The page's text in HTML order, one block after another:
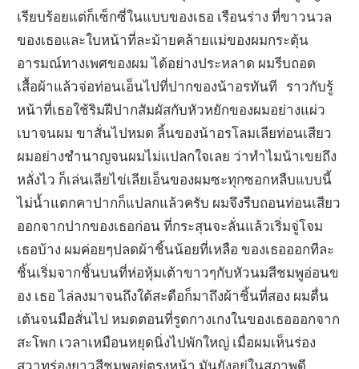
เรียบร้อยแต่ก็เซ็กซี่ในแบบของเธอ เรือนร่าง ที่ขาวนวล
ของเธอและใบหน้าที่ละม้ายคล้ายแม่ของผมกระตุ้น
อารมณ์ทางเพศของผม ได้อย่างประหลาด ผมรีบถอด
เสื้อผ้าแล้วจ่อท่อนเอ็นไปที่ปากของน้าอรทันที ราวกับรู้
หน้าที่เธอใช้ริมฝีปากสัมผัสกับหัวหยักของผมอย่างแผ่ว
เบาจนผม ขาสั่นไปหมด ลิ้นของน้าอรโลมเลียท่อนเสียว
ผมอย่างชำนาญจนผมไม่แปลกใจเลย ว่าทำไมน้าเขยถึง
หลั่งไว ก็เล่นเลียไข่เลียเอ็นของผมซะทุกซอกหลืบแบบนี้
ไม่น้ำแตกคาปากก็แปลกแล้วครับ ผมจึงรีบถอนท่อนเสียว
ออกจากปากของเธอก่อน ที่กระสุนจะลั่นแล้วเริ่มจู่โจม
เธอบ้าง ผมค่อยๆปลดผ้าชิ้นน้อยที่เหลือ ของเธอออกทีละ
ชิ้นเริ่มจากชิ้นบนที่ห่อหุ้มเต้าขาวๆกับหัวนมสีชมพูอ่อนข
อง เธอ ไล่ลงมาจนถึงใต้สะดือก็มาถึงผ้าชิ้นที่สอง ผมตื่น
เต้นจนมือสั่นไป หมดตอนที่รูดกางเกงในของเธอออกจาก
สะโพก เวลาเหมือนหยุดนิ่งไปพักใหญ่ เมื่อผมเห็นร่อง
สวาทร่องยาวสีชมพูอยู่ตรงหน้า มันยังอยู่ในสภาพดี